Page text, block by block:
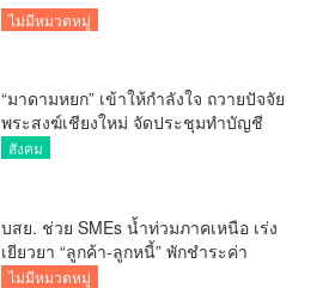
ไม่มีหมวดหมู่
“มาดามหยก” เข้าให้กำลังใจ ถวายปัจจัย
พระสงฆ์เชียงใหม่ จัดประชุมทำบัญชี
รายรับรายจ่ายของวัด กว่า 300 รูป ที่วัด
สังคม
บสย. ช่วย SMEs น้ำท่วมภาคเหนือ เร่ง
เยียวยา “ลูกค้า-ลูกหนี้” พักชำระค่า
ธรรมเนียม-ค่างวด
ไม่มีหมวดหมู่